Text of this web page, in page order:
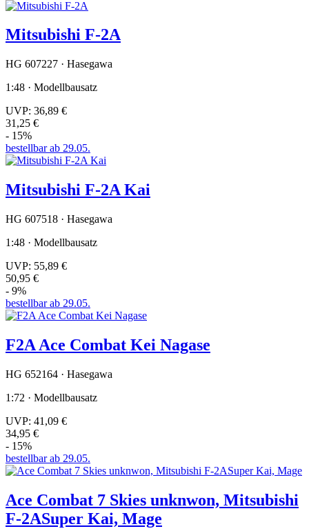
Mitsubishi F-2A
HG 607227 · Hasegawa
1:48 · Modellbausatz
UVP: 36,89 €
31,25 €
- 15%
bestellbar ab 29.05.
Mitsubishi F-2A Kai
HG 607518 · Hasegawa
1:48 · Modellbausatz
UVP: 55,89 €
50,95 €
- 9%
bestellbar ab 29.05.
F2A Ace Combat Kei Nagase
HG 652164 · Hasegawa
1:72 · Modellbausatz
UVP: 41,09 €
34,95 €
- 15%
bestellbar ab 29.05.
Ace Combat 7 Skies unknwon, Mitsubishi
F-2ASuper Kai, Mage